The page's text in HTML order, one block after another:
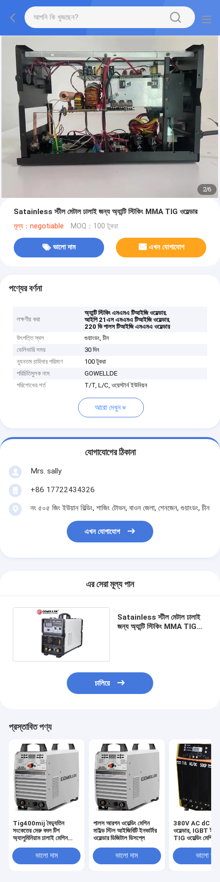
2/6
Satainless স্টীল মেটাল ঢালাই জন্য অ্যান্টি স্টিকিং MMA TIG ওয়েল্ডার
মূল্য：negotiable MOQ：100 টুকরা
ভালো দাম এখন যোগাযোগ
পণ্যের বর্ণনা
লক্ষণীয় করা
অ্যান্টি স্টিকিং এমএমএ টিআইজি ওয়েল্ডার,
আইপি 21এস এমএমএ টিআইজি ওয়েল্ডার,
220 ভি পালস টিআইজি এমএমএ ওয়েল্ডার
উৎপত্তি স্থল
গুয়াংডং, চীন
ডেলিভারি সময়
30 দিন
ন্যূনতম চাহিদার পরিমাণ
100 টুকরা
পরিচিতিমুলক নাম
GOWELLDE
পরিশোধের শর্ত
T/T, L/C, ওয়েস্টার্ন ইউনিয়ন
আরো দেখুন
যোগাযোগের ঠিকানা
Mrs. sally
+86 17722434326
নং ৫০৫ জিং ইউয়ান বিল্ডিং, শাজিং টোভন, বাওন জেলা, শেনজেন, গুয়াংডং, চীন
এখন যোগাযোগ
এর সেরা মূল্য পান
Satainless স্টীল মেটাল ঢালাই
জন্য অ্যান্টি স্টিকিং MMA TIG
চালিয়ে
প্রস্তাবিত পণ্য
Tig400mij বৈদ্যুতিন
সংকেতের মেরু বদল টিগ
অ্যালুমিনিয়াম ঢালাই মেশিন
ভালো দাম
পালস আরগন ওয়েল্ডিং মেশিন
মাইল্ড স্টিল আইজিবিটি ইনভার্টার
ওয়েল্ডার ডিজিটাল ডিসপ্লে
ভালো দাম
380V AC dC
ওয়েল্ডার, IGBT
TIG ওয়েল্ডিং মেশিন
ভালো দাম